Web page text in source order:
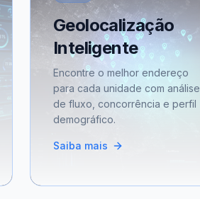
Geolocalização
Inteligente
Encontre o melhor endereço
para cada unidade com análise
de fluxo, concorrência e perfil
demográfico.
Saiba mais